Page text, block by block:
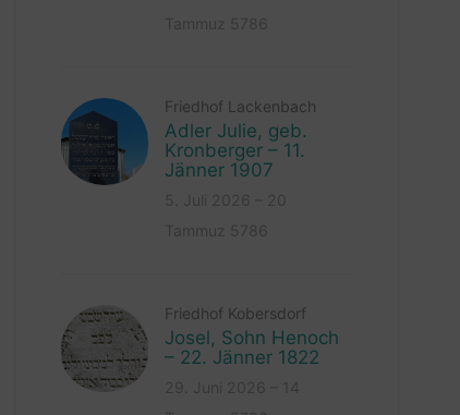
Friedhof Lackenbach
Adler Julie, geb.
Kronberger – 11.
Jänner 1907
Friedhof Kobersdorf
Josel, Sohn Henoch
– 22. Jänner 1822